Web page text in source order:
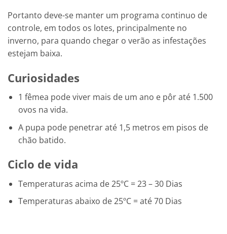
Portanto deve-se manter um programa continuo de
controle, em todos os lotes, principalmente no
inverno, para quando chegar o verão as infestações
estejam baixa.
Curiosidades
1 fêmea pode viver mais de um ano e pôr até 1.500
ovos na vida.
A pupa pode penetrar até 1,5 metros em pisos de
chão batido.
Ciclo de vida
Temperaturas acima de 25ºC = 23 – 30 Dias
Temperaturas abaixo de 25ºC = até 70 Dias